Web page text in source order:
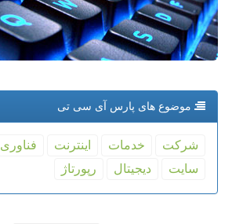
موضوع های پارس آی سی تی
شركت خدمات اینترنت فناوری
سایت
دیجیتال رپورتاژ